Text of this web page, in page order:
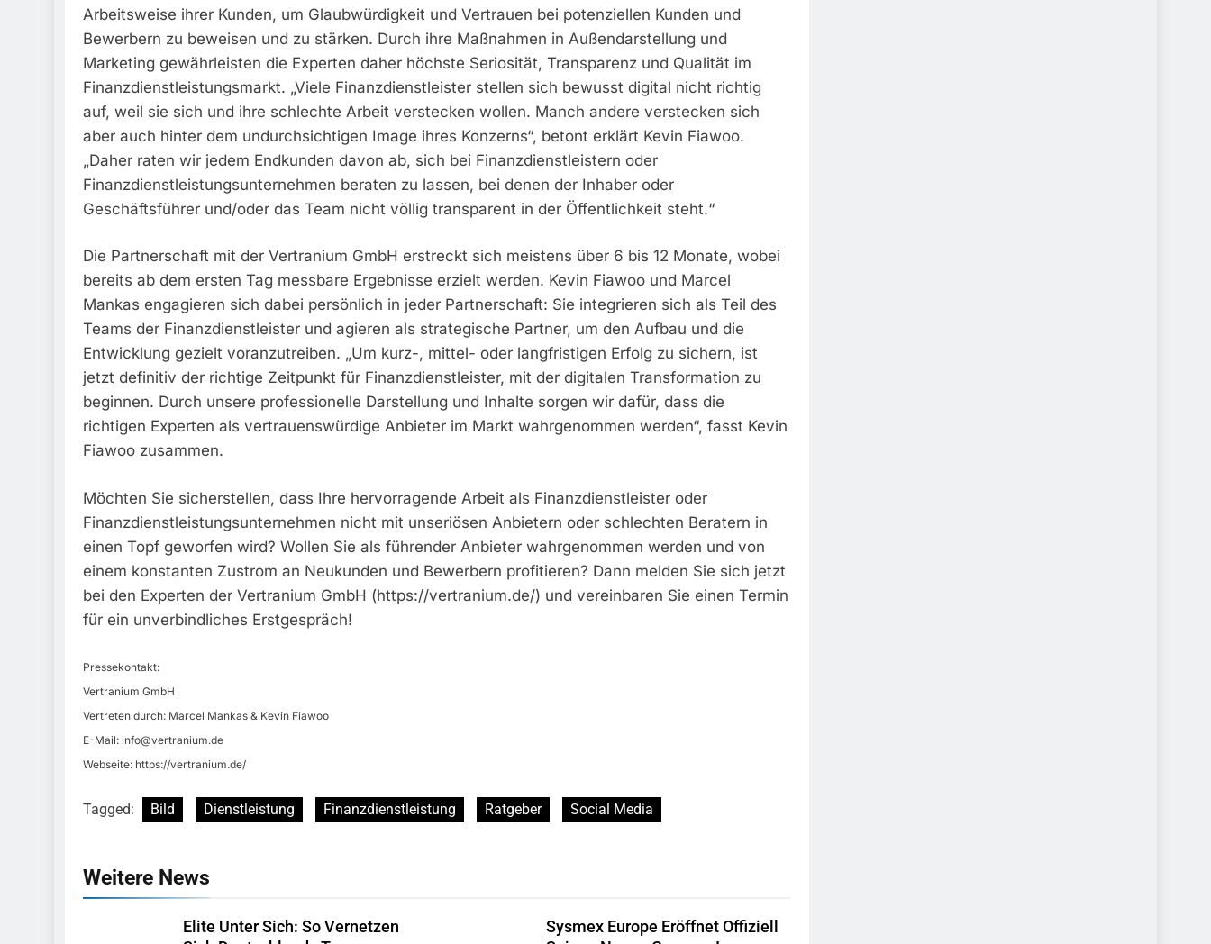
Arbeitsweise ihrer Kunden, um Glaubwürdigkeit und Vertrauen bei potenziellen Kunden und
Bewerbern zu beweisen und zu stärken. Durch ihre Maßnahmen in Außendarstellung und
Marketing gewährleisten die Experten daher höchste Seriosität, Transparenz und Qualität im
Finanzdienstleistungsmarkt. „Viele Finanzdienstleister stellen sich bewusst digital nicht richtig
auf, weil sie sich und ihre schlechte Arbeit verstecken wollen. Manch andere verstecken sich
aber auch hinter dem undurchsichtigen Image ihres Konzerns“, betont erklärt Kevin Fiawoo.
„Daher raten wir jedem Endkunden davon ab, sich bei Finanzdienstleistern oder
Finanzdienstleistungsunternehmen beraten zu lassen, bei denen der Inhaber oder
Geschäftsführer und/oder das Team nicht völlig transparent in der Öffentlichkeit steht.“
Die Partnerschaft mit der Vertranium GmbH erstreckt sich meistens über 6 bis 12 Monate, wobei
bereits ab dem ersten Tag messbare Ergebnisse erzielt werden. Kevin Fiawoo und Marcel
Mankas engagieren sich dabei persönlich in jeder Partnerschaft: Sie integrieren sich als Teil des
Teams der Finanzdienstleister und agieren als strategische Partner, um den Aufbau und die
Entwicklung gezielt voranzutreiben. „Um kurz-, mittel- oder langfristigen Erfolg zu sichern, ist
jetzt definitiv der richtige Zeitpunkt für Finanzdienstleister, mit der digitalen Transformation zu
beginnen. Durch unsere professionelle Darstellung und Inhalte sorgen wir dafür, dass die
richtigen Experten als vertrauenswürdige Anbieter im Markt wahrgenommen werden“, fasst Kevin
Fiawoo zusammen.
Möchten Sie sicherstellen, dass Ihre hervorragende Arbeit als Finanzdienstleister oder
Finanzdienstleistungsunternehmen nicht mit unseriösen Anbietern oder schlechten Beratern in
einen Topf geworfen wird? Wollen Sie als führender Anbieter wahrgenommen werden und von
einem konstanten Zustrom an Neukunden und Bewerbern profitieren? Dann melden Sie sich jetzt
bei den Experten der Vertranium GmbH (https://vertranium.de/) und vereinbaren Sie einen Termin
für ein unverbindliches Erstgespräch!
Pressekontakt:
Vertranium GmbH
Vertreten durch: Marcel Mankas & Kevin Fiawoo
E-Mail: info@vertranium.de
Webseite: https://vertranium.de/
Tagged: Bild Dienstleistung Finanzdienstleistung Ratgeber Social Media
Weitere News
Elite Unter Sich: So Vernetzen
Sysmex Europe Eröffnet Offiziell